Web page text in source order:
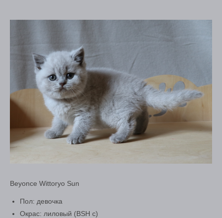
Beyonce Wittoryo Sun
Пол: девочка
Окрас: лиловый (BSH c)